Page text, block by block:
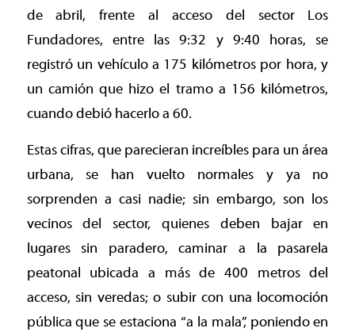
de abril, frente al acceso del sector Los
Fundadores, entre las 9:32 y 9:40 horas, se
registró un vehículo a 175 kilómetros por hora, y
un camión que hizo el tramo a 156 kilómetros,
cuando debió hacerlo a 60.
Estas cifras, que parecieran increíbles para un área
urbana, se han vuelto normales y ya no
sorprenden a casi nadie; sin embargo, son los
vecinos del sector, quienes deben bajar en
lugares sin paradero, caminar a la pasarela
peatonal ubicada a más de 400 metros del
acceso, sin veredas; o subir con una locomoción
pública que se estaciona “a la mala”, poniendo en